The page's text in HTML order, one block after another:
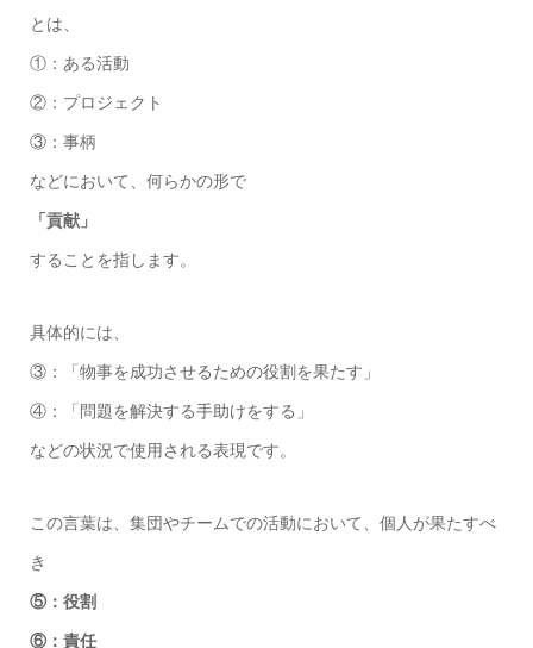
とは、
①：ある活動
②：プロジェクト
③：事柄
などにおいて、何らかの形で
「貢献」
することを指します。
具体的には、
③：「物事を成功させるための役割を果たす」
④：「問題を解決する手助けをする」
などの状況で使用される表現です。
この言葉は、集団やチームでの活動において、個人が果たすべ
き
⑤：役割
⑥：責任